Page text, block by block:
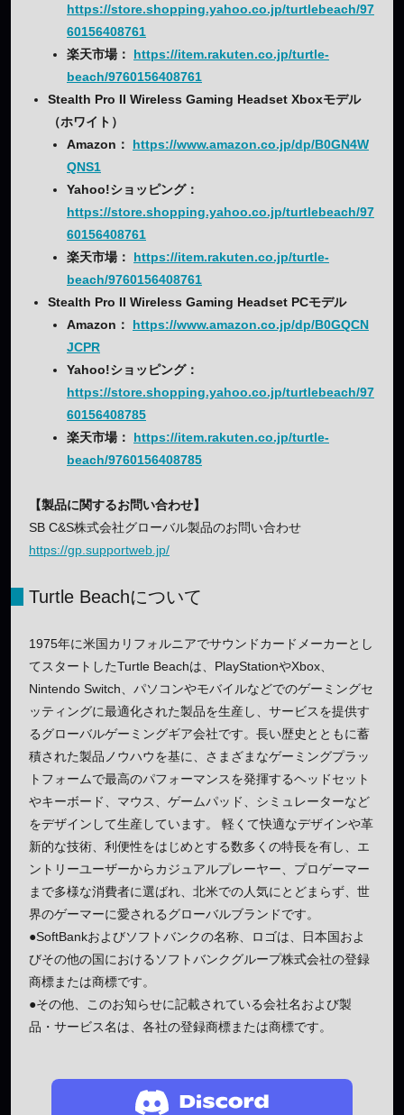
https://store.shopping.yahoo.co.jp/turtlebeach/97
60156408761
楽天市場：
https://item.rakuten.co.jp/turtle-
beach/9760156408761
Stealth Pro II Wireless Gaming Headset Xboxモデル
（ホワイト）
Amazon：
https://www.amazon.co.jp/dp/B0GN4W
QNS1
Yahoo!ショッピング：
https://store.shopping.yahoo.co.jp/turtlebeach/97
60156408761
楽天市場：
https://item.rakuten.co.jp/turtle-
beach/9760156408761
Stealth Pro II Wireless Gaming Headset PCモデル
Amazon：
https://www.amazon.co.jp/dp/B0GQCN
JCPR
Yahoo!ショッピング：
https://store.shopping.yahoo.co.jp/turtlebeach/97
60156408785
楽天市場： https://item.rakuten.co.jp/turtle-
beach/9760156408785
【製品に関するお問い合わせ】
SB C&S株式会社グローバル製品のお問い合わせ
https://gp.supportweb.jp/
Turtle Beachについて
1975年に米国カリフォルニアでサウンドカードメーカーとし
てスタートしたTurtle Beachは、PlayStationやXbox、
Nintendo Switch、パソコンやモバイルなどでのゲーミングセ
ッティングに最適化された製品を生産し、サービスを提供す
るグローバルゲーミングギア会社です。長い歴史とともに蓄
積された製品ノウハウを基に、さまざまなゲーミングプラッ
トフォームで最高のパフォーマンスを発揮するヘッドセット
やキーボード、マウス、ゲームパッド、シミュレーターなど
をデザインして生産しています。 軽くて快適なデザインや革
新的な技術、利便性をはじめとする数多くの特長を有し、エ
ントリーユーザーからカジュアルプレーヤー、プロゲーマー
まで多様な消費者に選ばれ、北米での人気にとどまらず、世
界のゲーマーに愛されるグローバルブランドです。
●SoftBankおよびソフトバンクの名称、ロゴは、日本国およ
びその他の国におけるソフトバンクグループ株式会社の登録
商標または商標です。
●その他、このお知らせに記載されている会社名および製
品・サービス名は、各社の登録商標または商標です。